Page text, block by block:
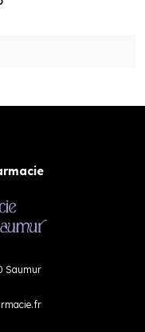
Saumur